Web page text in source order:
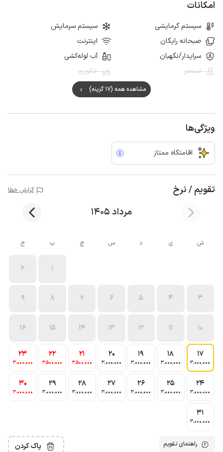
باغ فین کاشان و خانه های تاریخی نظیر بروجردی ها، طباطبایی ها و ... نیز در
امکانات
سیستم گرمایشی
سیستم سرمایش
صبحانه رایگان
اینترنت
سرایدار/نگهبان
آب لوله‌کشی
استخر
جکوزی
مشاهده همه (17 گزینه)
ویژگی‌ها
اقامتگاه ممتاز
تقویم / نرخ گزارش خطا
مرداد 1405
ش ی د س چ پ ج
1
2
3
4
5
6
7
8
9
10
11
12
13
14
15
16
17
3٬000٬000
18
3٬000٬000
19
3٬000٬000
20
3٬000٬000
21
3٬500٬000
22
3٬500٬000
23
3٬000٬000
24
3٬000٬000
25
3٬000٬000
26
3٬000٬000
27
3٬000٬000
28
3٬000٬000
29
3٬000٬000
30
3٬000٬000
31
3٬000٬000
راهنمای تقویم پاک کردن